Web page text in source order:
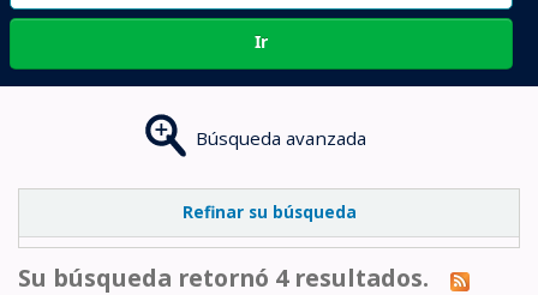
Ir
Búsqueda avanzada
Refinar su búsqueda
Su búsqueda retornó 4 resultados.